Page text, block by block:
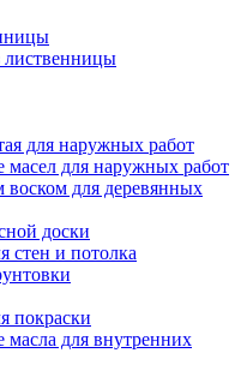
лиственницы
для наружных работ
масел для наружных работ
для деревянных
доски
стен и потолка
покраски
масла для внутренних